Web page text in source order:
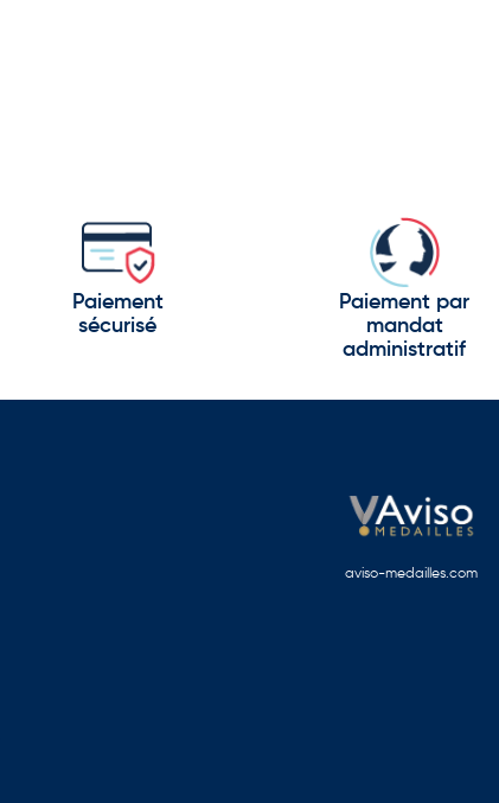
Paiement
sécurisé
Paiement par
mandat
administratif
aviso-medailles.com